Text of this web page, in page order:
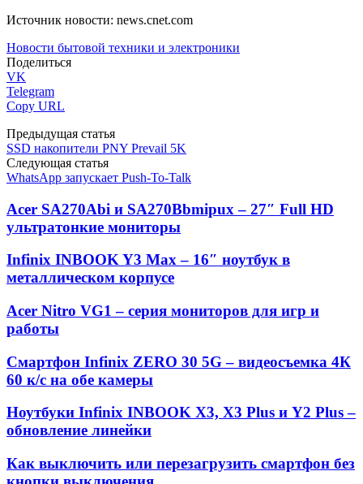
Источник новости: news.cnet.com
Новости бытовой техники и электроники
Поделиться
VK
Telegram
Copy URL
Предыдущая статья
SSD накопители PNY Prevail 5K
Следующая статья
WhatsApp запускает Push-To-Talk
Acer SA270Abi и SA270Bbmipux – 27″ Full HD
ультратонкие мониторы
Infinix INBOOK Y3 Max – 16″ ноутбук в
металлическом корпусе
Acer Nitro VG1 – серия мониторов для игр и
работы
Смартфон Infinix ZERO 30 5G – видеосъемка 4К
60 к/с на обе камеры
Ноутбуки Infinix INBOOK X3, X3 Plus и Y2 Plus –
обновление линейки
Как выключить или перезагрузить смартфон без